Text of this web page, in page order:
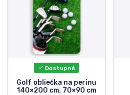
Dostupné
Golf obliečka na perinu
140×200 cm, 70×90 cm